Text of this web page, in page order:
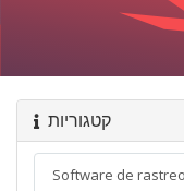
קטגוריות